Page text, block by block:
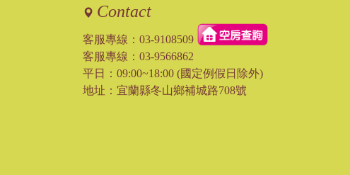
Contact
客服專線： 03-9108509
客服專線： 03-9566862
平日：09:00~18:00 (國定例假日除外)
地址：宜蘭縣冬山鄉補城路708號